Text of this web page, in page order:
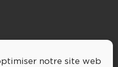
notre site web